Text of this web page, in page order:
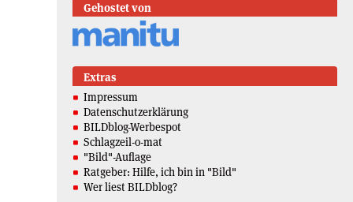
Gehostet von
Extras
Impressum
Datenschutzerklärung
BILDblog-Werbespot
Schlagzeil-o-mat
"Bild"-Auflage
Ratgeber: Hilfe, ich bin in "Bild"
Wer liest BILDblog?